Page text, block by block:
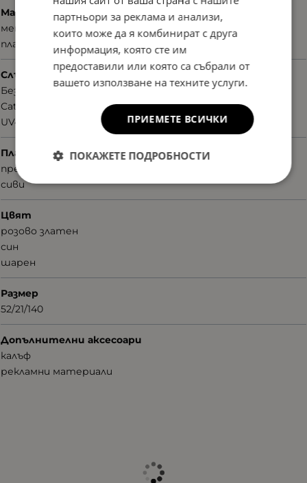
Материал
метал
пластмаса
Слънцезащита
Без поляризация
Cat.2
UV400nm
Плаки
преливащи
сиви
Цвят
розово златен
син
шарен
Размер
52/21/140
Допълнителни аксесоари
калъф
рекламни материали
партньори за реклама и анализи,
които може да я комбинират с друга
информация, която сте им
предоставили или която са събрали от
вашето използване на техните услуги.
ПРИЕМЕТЕ ВСИЧКИ
ПОКАЖЕТЕ ПОДРОБНОСТИ